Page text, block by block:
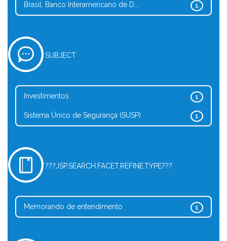
1
Brasil. Banco Interamericano de D...
SUBJECT
1
Investimentos
1
Sistema Único de Segurança (SUSP)
???JSP.SEARCH.FACET.REFINE.TYPE???
1
Memorando de entendimento